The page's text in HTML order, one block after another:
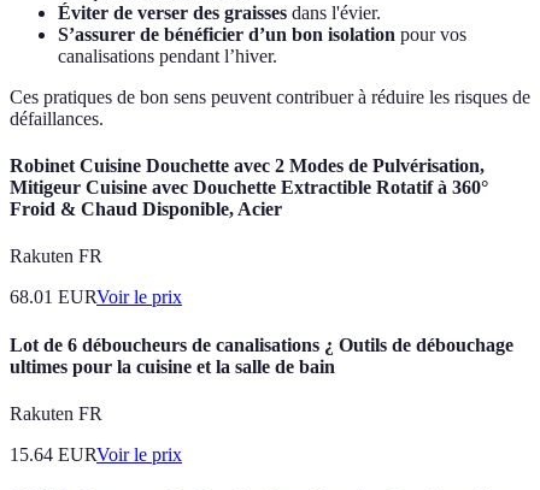
Éviter de verser des graisses dans l'évier.
S’assurer de bénéficier d’un bon isolation pour vos
canalisations pendant l’hiver.
Ces pratiques de bon sens peuvent contribuer à réduire les risques de
défaillances.
Robinet Cuisine Douchette avec 2 Modes de Pulvérisation,
Mitigeur Cuisine avec Douchette Extractible Rotatif à 360°
Froid & Chaud Disponible, Acier
Rakuten FR
68.01 EURVoir le prix
Lot de 6 déboucheurs de canalisations ¿ Outils de débouchage
ultimes pour la cuisine et la salle de bain
Rakuten FR
15.64 EURVoir le prix